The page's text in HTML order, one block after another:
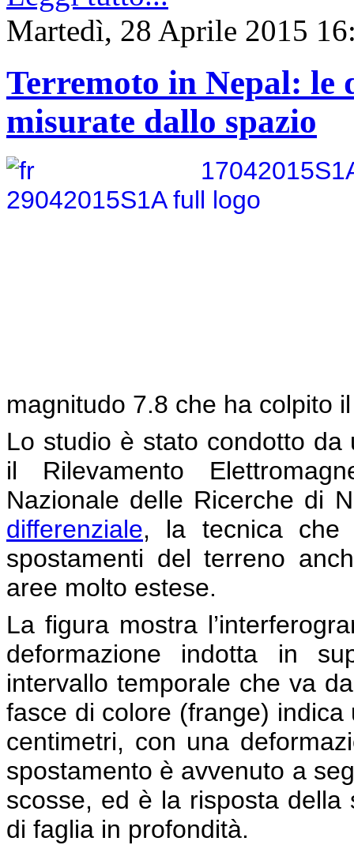
Martedì, 28 Aprile 2015
Terremoto in Nepal: le
misurate dallo spazio
magnitudo 7.8 che ha colpito
Lo studio è stato condotto da
il Rilevamento
Nazionale delle Ricerche di
differenziale, la tecnica che
spostamenti del terreno
aree molto estese.
La figura mostra
deformazione indotta in
intervallo temporale che va
fasce di colore (frange)
centimetri, con una
spostamento è avvenuto a
scosse, ed è la risposta della
di faglia in profondità.